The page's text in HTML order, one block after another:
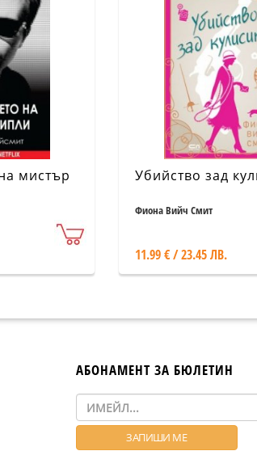
мистър
Убийство зад
Фиона Вийч Смит
11.99 € / 23.45 ЛВ.
АБОНАМЕНТ ЗА БЮЛЕТИН